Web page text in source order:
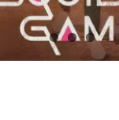
MONDE FHD ◉
MONDE STYLE